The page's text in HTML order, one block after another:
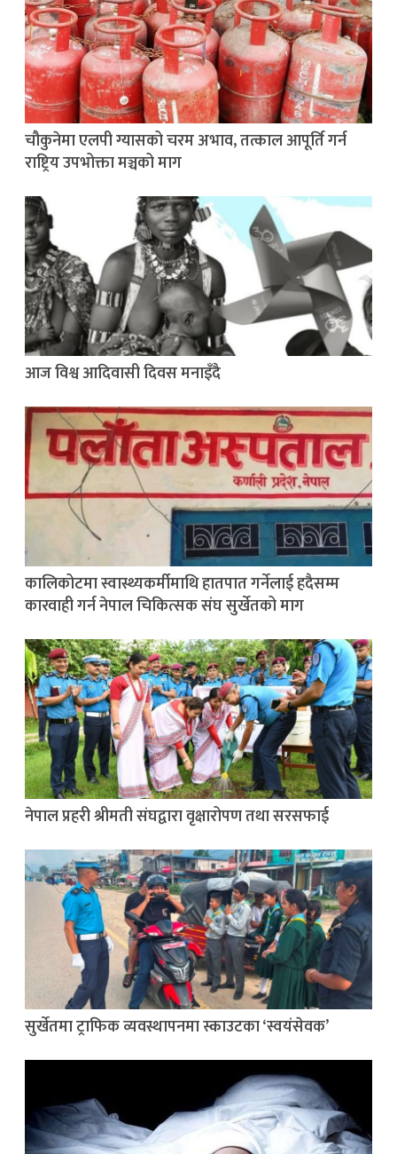
चौकुनेमा एलपी ग्यासको चरम अभाव, तत्काल आपूर्ति गर्न
राष्ट्रिय उपभोक्ता मञ्चको माग
आज विश्व आदिवासी दिवस मनाइँदै
कालिकोटमा स्वास्थ्यकर्मीमाथि हातपात गर्नेलाई हदैसम्म
कारवाही गर्न नेपाल चिकित्सक संघ सुर्खेतको माग
नेपाल प्रहरी श्रीमती संघद्वारा वृक्षारोपण तथा सरसफाई
सुर्खेतमा ट्राफिक व्यवस्थापनमा स्काउटका ‘स्वयंसेवक’